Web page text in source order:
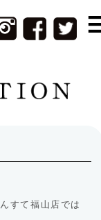
すて福山店では